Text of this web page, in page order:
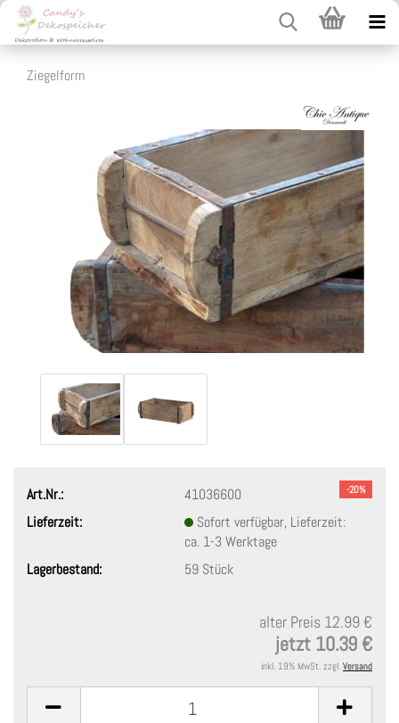
Ziegelform
-20%
Art.Nr.:
41036600
Lieferzeit:
Sofort verfügbar, Lieferzeit:
ca. 1-3 Werktage
Lagerbestand:
59 Stück
alter Preis 12.99 €
jetzt 10.39 €
inkl. 19% MwSt. zzgl. Versand